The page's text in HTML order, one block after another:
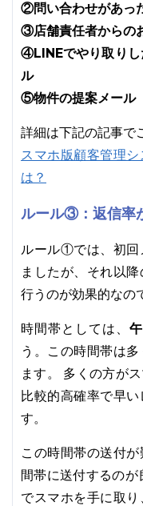
②問い合わせがあっ
③店舗責任者からの
④LINEでやり取りし
ル
⑤物件の提案メール
詳細は下記の記事で
スマホ版顧客管理
は？
ルール③：返信率
ルール①では、初回
ましたが、それ以
行うのが効果的なの
時間帯としては、
う。この時間帯は
ます。 多くの方が
比較的高確率で早
す。
この時間帯の送付
間帯に送付するの
でスマホを手に取